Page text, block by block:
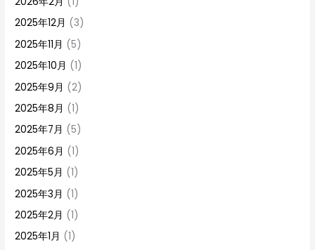
2025年12月 (3)
2025年11月 (5)
2025年10月 (1)
2025年9月 (2)
2025年8月 (1)
2025年7月 (5)
2025年6月 (1)
2025年5月 (1)
2025年3月 (1)
2025年2月 (1)
2025年1月 (1)